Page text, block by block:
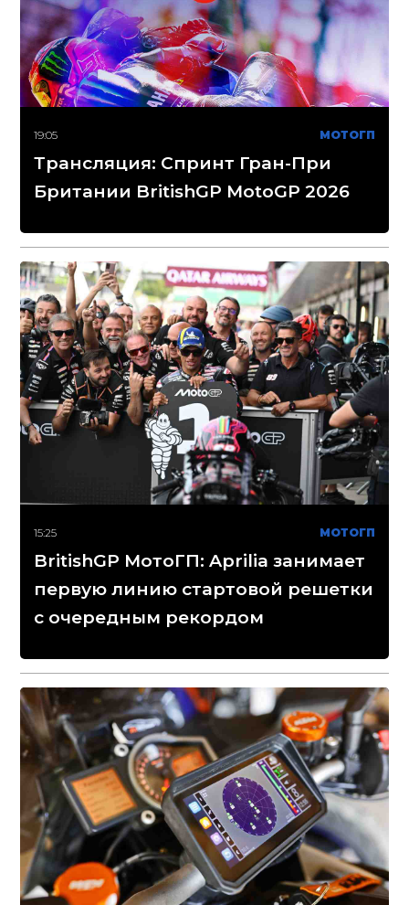
19:05 МОТОГП
Трансляция: Спринт Гран-При
Британии BritishGP MotoGP 2026
15:25 МОТОГП
BritishGP МотоГП: Aprilia занимает
первую линию стартовой решетки
с очередным рекордом